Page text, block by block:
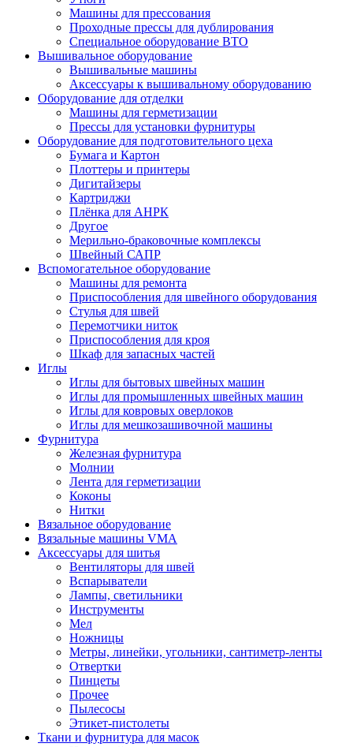
Машины для прессования
Проходные прессы для дублирования
Специальное оборудование ВТО
Вышивальное оборудование
Вышивальные машины
Аксессуары к вышивальному оборудованию
Оборудование для отделки
Машины для герметизации
Прессы для установки фурнитуры
Оборудование для подготовительного цеха
Бумага и Картон
Плоттеры и принтеры
Дигитайзеры
Картриджи
Плёнка для АНРК
Другое
Мерильно-браковочные комплексы
Швейный САПР
Вспомогательное оборудование
Машины для ремонта
Приспособления для швейного оборудования
Стулья для швей
Перемотчики ниток
Приспособления для кроя
Шкаф для запасных частей
Иглы
Иглы для бытовых швейных машин
Иглы для промышленных швейных машин
Иглы для ковровых оверлоков
Иглы для мешкозашивочной машины
Фурнитура
Железная фурнитура
Молнии
Лента для герметизации
Коконы
Нитки
Вязальное оборудование
Вязальные машины VMA
Аксессуары для шитья
Вентиляторы для швей
Вспарыватели
Лампы, светильники
Инструменты
Мел
Ножницы
Метры, линейки, угольники, сантиметр-ленты
Отвертки
Пинцеты
Прочее
Пылесосы
Этикет-пистолеты
Ткани и фурнитура для масок